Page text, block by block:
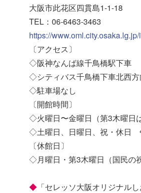
大阪市此花区四貫島1-1-18
TEL：06-6463-3463
https://
〔アクセス〕
◇阪神なんば線千鳥橋駅下車
◇シティバス千鳥橋下車北西
◇駐車場なし
〔開館時間〕
◇火曜日〜金曜日（第3木曜日
◇土曜日、日曜日、祝・休日
〔休館日〕
◇月曜日・第3木曜日（国民の
◆ 「セレッソ大阪オリジナル